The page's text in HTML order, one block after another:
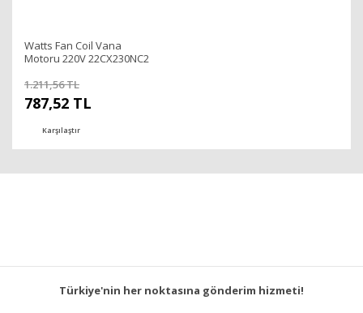
Watts Fan Coil Vana
Motoru 220V 22CX230NC2
1.211,56 TL
787,52 TL
Karşılaştır
Türkiye'nin her noktasına gönderim hizmeti!